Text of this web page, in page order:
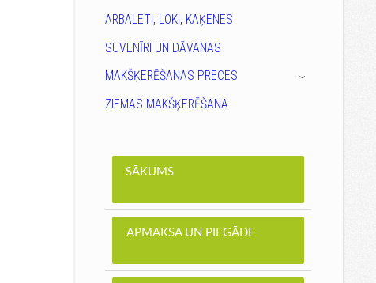
ARBALETI, LOKI, KAĶENES
SUVENĪRI UN DĀVANAS
MAKŠĶERĒŠANAS PRECES
›
ZIEMAS MAKŠĶERĒŠANA
SĀKUMS
APMAKSA UN PIEGĀDE